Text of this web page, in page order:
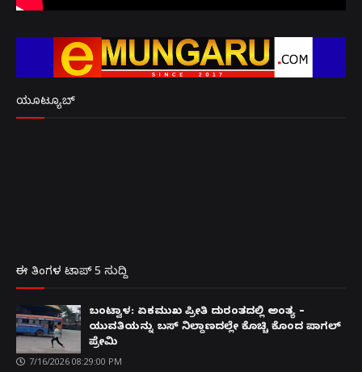
ಯೂಟ್ಯೂಬ್
ಈ ತಿಂಗಳ ಟಾಪ್ 5 ಸುದ್ದಿ
ಬಂಟ್ವಾಳ: ಏಕಮುಖ ಪ್ರೀತಿ ದುರಂತದಲ್ಲಿ ಅಂತ್ಯ –
ಯುವತಿಯನ್ನು ಬಸ್ ನಿಲ್ದಾಣದಲ್ಲೇ ಕೊಚ್ಚಿ ಕೊಂದ ಪಾಗಲ್
ಪ್ರೇಮಿ
7/16/2026 08:29:00 PM